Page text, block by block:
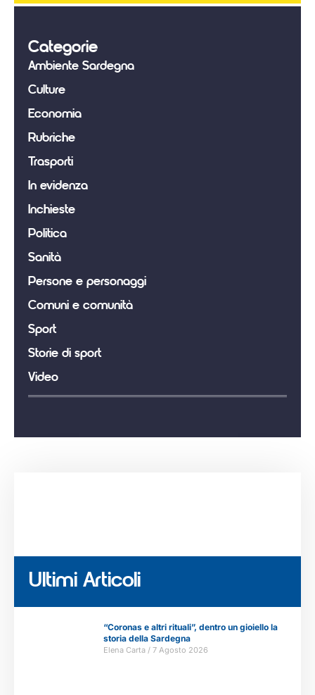
Categorie
Ambiente Sardegna
Culture
Economia
Rubriche
Trasporti
In evidenza
Inchieste
Politica
Sanità
Persone e personaggi
Comuni e comunità
Sport
Storie di sport
Video
Ultimi Articoli
“Coronas e altri rituali”, dentro un gioiello la
storia della Sardegna
Elena Carta 7 Agosto 2026